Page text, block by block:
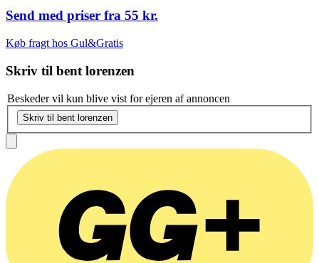
Send med priser fra 55 kr.
Køb fragt hos Gul&Gratis
Skriv til bent lorenzen
Beskeder vil kun blive vist for ejeren af annoncen
Skriv til bent lorenzen